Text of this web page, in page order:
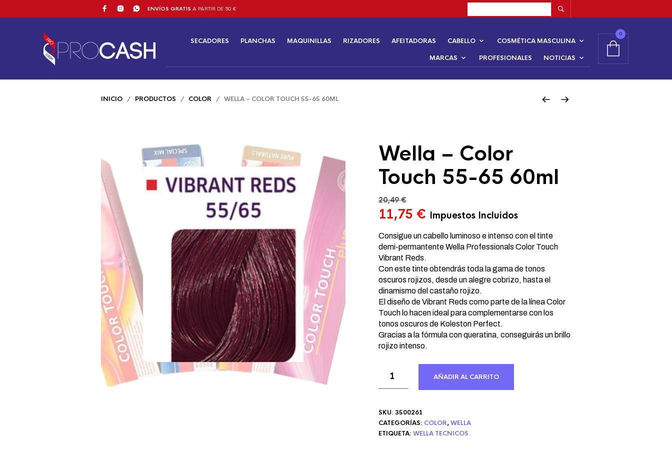
ENVÍOS GRATIS A PARTIR DE 50 €
SECADORES PLANCHAS MAQUINILLAS RIZADORES AFEITADORAS CABELLO COSMÉTICA MASCULINA
MARCAS PROFESIONALES NOTICIAS
0
INICIO / PRODUCTOS / COLOR / WELLA – COLOR TOUCH 55-65 60ML
Wella – Color
Touch 55-65 60ml
20,49€
El
original
era:
20,49 €.
11,75 €El
precio
actual
es:
11,75 €.
Impuestos Incluidos
Consigue un cabello luminoso e intenso con el tinte
demi-permantente Wella Professionals Color Touch
Vibrant Reds.
Con este tinte obtendrás toda la gama de tonos
oscuros rojizos, desde un alegre cobrizo, hasta el
dinamismo del castaño rojizo.
El diseño de Vibrant Reds como parte de la línea Color
Touch lo hacen ideal para complementarse con los
tonos oscuros de Koleston Perfect.
Gracias a la fórmula con queratina, conseguirás un brillo
rojizo intenso.
AÑADIR AL CARRITO
SKU: 3500261
CATEGORÍAS: COLOR,WELLA
ETIQUETA: WELLA TECNICOS